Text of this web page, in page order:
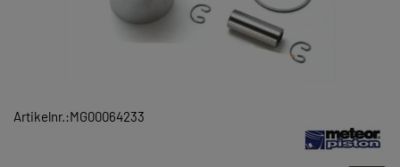
Artikelnr.:MG00064233